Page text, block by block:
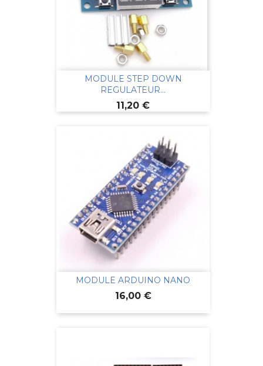
MODULE STEP DOWN
REGULATEUR...
Prix
11,20 €
MODULE ARDUINO NANO
Prix
16,00 €